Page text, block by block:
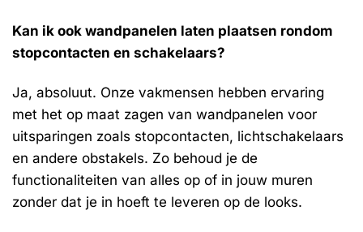
Kan ik ook wandpanelen laten plaatsen rondom
stopcontacten en schakelaars?
Ja, absoluut. Onze vakmensen hebben ervaring
met het op maat zagen van wandpanelen voor
uitsparingen zoals stopcontacten, lichtschakelaars
en andere obstakels. Zo behoud je de
functionaliteiten van alles op of in jouw muren
zonder dat je in hoeft te leveren op de looks.